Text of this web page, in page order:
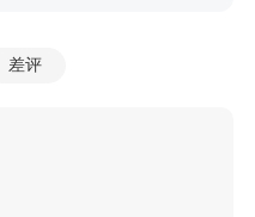
差评